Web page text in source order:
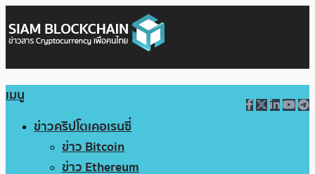
เมนู
ข่าวคริปโตเคอเรนซี่
ข่าว Bitcoin
ข่าว Ethereum